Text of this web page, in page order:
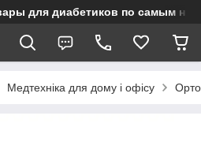
для диабетиков по самым
Медтехніка для дому і офісу